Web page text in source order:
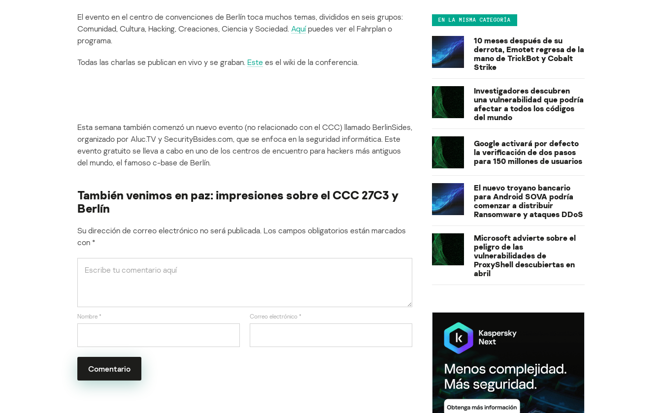
El evento en el centro de convenciones de Berlín toca muchos temas, divididos en seis grupos:
Comunidad, Cultura, Hacking, Creaciones, Ciencia y Sociedad. Aquípuedes ver el Fahrplan o
programa.
Todas las charlas se publican en vivo y se graban. Este es el wiki de la conferencia.
Esta semana también comenzó un nuevo evento (no relacionado con el CCC) llamado BerlinSides,
organizado por Aluc.TV y SecurityBsides.com, que se enfoca en la seguridad informática. Este
evento gratuito se lleva a cabo en uno de los centros de encuentro para hackers más antiguos
del mundo, el famoso c-base de Berlín.
También venimos en paz: impresiones sobre el CCC 27C3 y
Berlín
Su dirección de correo electrónico no será publicada. Los campos obligatorios están marcados
con *
Nombre * Correo electrónico *
EN LA MISMA CATEGORÍA
10 meses después de su
derrota, Emotet regresa de la
mano de TrickBot y Cobalt
Strike
Investigadores descubren
una vulnerabilidad que podría
afectar a todos los códigos
del mundo
Google activará por defecto
la verificación de dos pasos
para 150 millones de usuarios
El nuevo troyano bancario
para Android SOVA podría
comenzar a distribuir
Ransomware y ataques DDoS
Microsoft advierte sobre el
peligro de las
vulnerabilidades de
ProxyShell descubiertas en
abril